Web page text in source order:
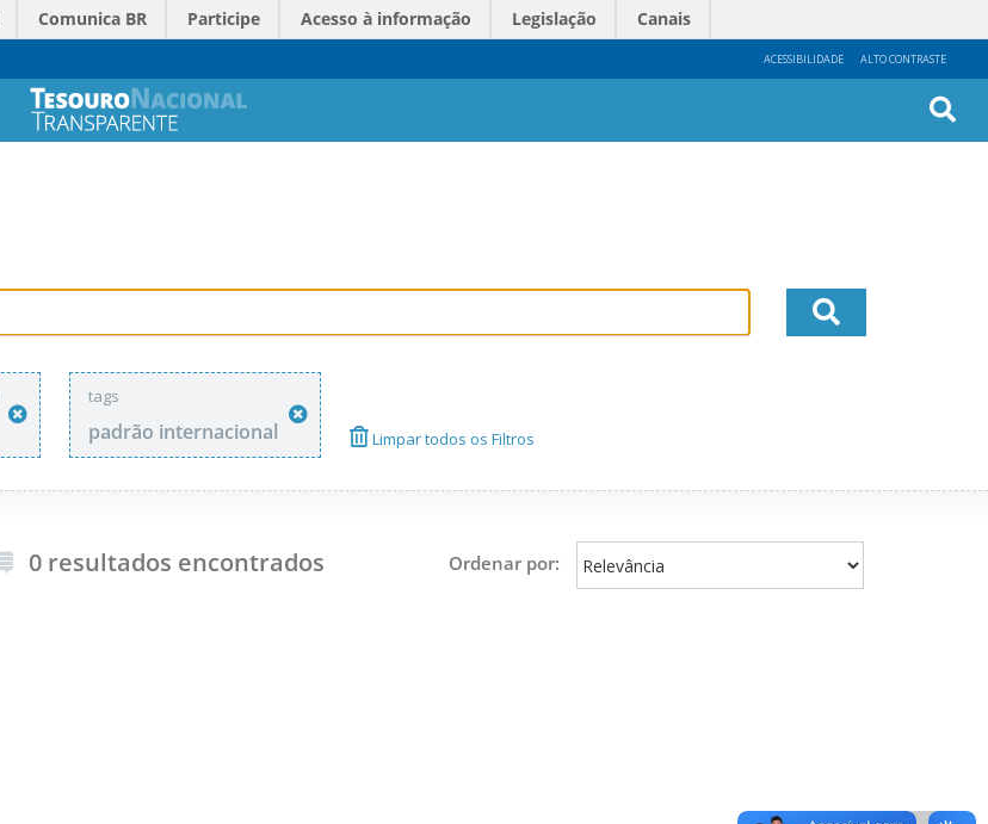
ACESSIBILIDADE ALTO CONTRASTE
Comunica BR Participe Acesso à informação Legislação
Canais
tags
padrão internacional Limpar todos os Filtros
0 resultados encontrados Ordenar por: